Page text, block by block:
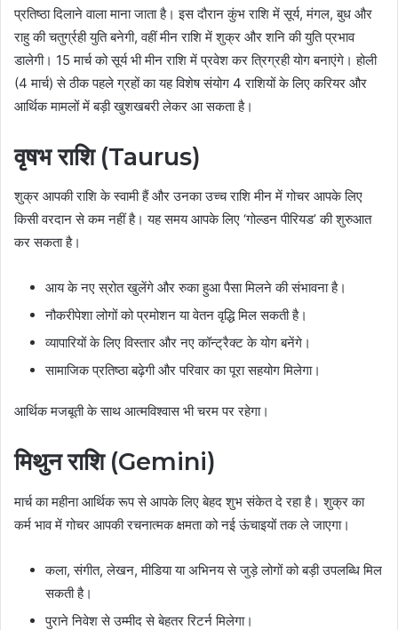
प्रतिष्ठा दिलाने वाला माना जाता है। इस दौरान कुंभ राशि में सूर्य, मंगल, बुध और
राहु की चतुर्ग्रही युति बनेगी, वहीं मीन राशि में शुक्र और शनि की युति प्रभाव
डालेगी। 15 मार्च को सूर्य भी मीन राशि में प्रवेश कर त्रिग्रही योग बनाएंगे। होली
(4 मार्च) से ठीक पहले ग्रहों का यह विशेष संयोग 4 राशियों के लिए करियर और
आर्थिक मामलों में बड़ी खुशखबरी लेकर आ सकता है।
वृषभ राशि (Taurus)
शुक्र आपकी राशि के स्वामी हैं और उनका उच्च राशि मीन में गोचर आपके लिए
किसी वरदान से कम नहीं है। यह समय आपके लिए ‘गोल्डन पीरियड’ की शुरुआत
कर सकता है।
आय के नए स्रोत खुलेंगे और रुका हुआ पैसा मिलने की संभावना है।
नौकरीपेशा लोगों को प्रमोशन या वेतन वृद्धि मिल सकती है।
व्यापारियों के लिए विस्तार और नए कॉन्ट्रैक्ट के योग बनेंगे।
सामाजिक प्रतिष्ठा बढ़ेगी और परिवार का पूरा सहयोग मिलेगा।
आर्थिक मजबूती के साथ आत्मविश्वास भी चरम पर रहेगा।
मिथुन राशि (Gemini)
मार्च का महीना आर्थिक रूप से आपके लिए बेहद शुभ संकेत दे रहा है। शुक्र का
कर्म भाव में गोचर आपकी रचनात्मक क्षमता को नई ऊंचाइयों तक ले जाएगा।
कला, संगीत, लेखन, मीडिया या अभिनय से जुड़े लोगों को बड़ी उपलब्धि मिल
सकती है।
पुराने निवेश से उम्मीद से बेहतर रिटर्न मिलेगा।